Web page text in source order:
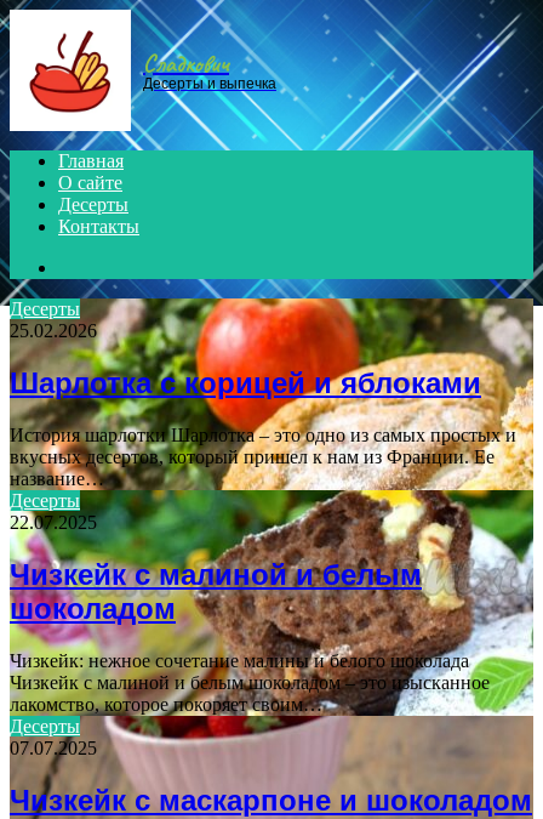
Menu
Сладкович
Десерты и выпечка
Главная
О сайте
Десерты
Контакты
Десерты
25.02.2026
Шарлотка с корицей и яблоками
История шарлотки Шарлотка – это одно из самых простых и
вкусных десертов, который пришел к нам из Франции. Ее
название…
Десерты
22.07.2025
Чизкейк с малиной и белым
шоколадом
Чизкейк: нежное сочетание малины и белого шоколада
Чизкейк с малиной и белым шоколадом – это изысканное
лакомство, которое покоряет своим…
Десерты
07.07.2025
Чизкейк с маскарпоне и шоколадом